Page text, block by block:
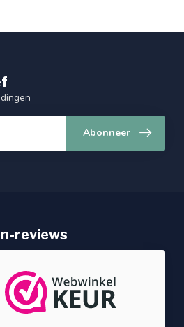
Abonneer
reviews